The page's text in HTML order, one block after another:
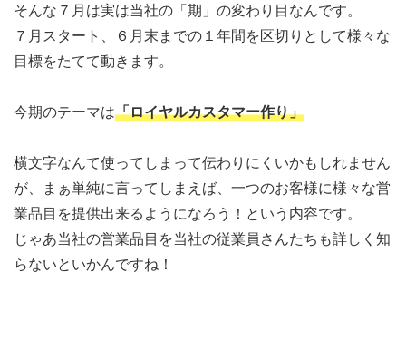
そんな７月は実は当社の「期」の変わり目なんです。
７月スタート、６月末までの１年間を区切りとして様々な
目標をたてて動きます。
今期のテーマは「ロイヤルカスタマー作り」
横文字なんて使ってしまって伝わりにくいかもしれません
が、まぁ単純に言ってしまえば、一つのお客様に様々な営
業品目を提供出来るようになろう！という内容です。
じゃあ当社の営業品目を当社の従業員さんたちも詳しく知
らないといかんですね！